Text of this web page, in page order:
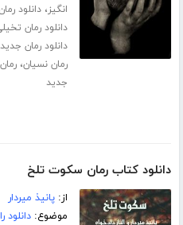
انگیز،دانلود
دانلود رمان
دانلود رمان
رمان نسیان،
جدید
دانلود کتاب رمان سکوت تلخ
از:پانیذ میردار
موضوع:دانلود